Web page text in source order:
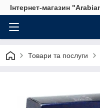
Інтернет-магазин
Товари та послуги